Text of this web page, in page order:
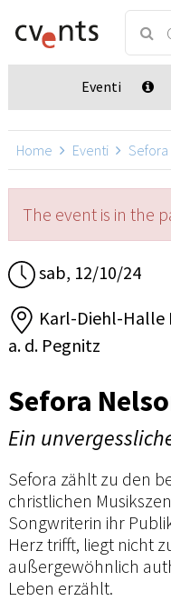
Eventi
Home Eventi Sefora
The event is in the
sab, 12/10/24
Karl-Diehl-Halle
a. d. Pegnitz
Sefora
Ein
Sefora zählt zu den
christlichen
Songwriterin ihr
Herz trifft, liegt nicht
außergewöhnlich
Leben erzählt.